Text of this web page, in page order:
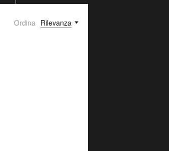
Ordina Rilevanza